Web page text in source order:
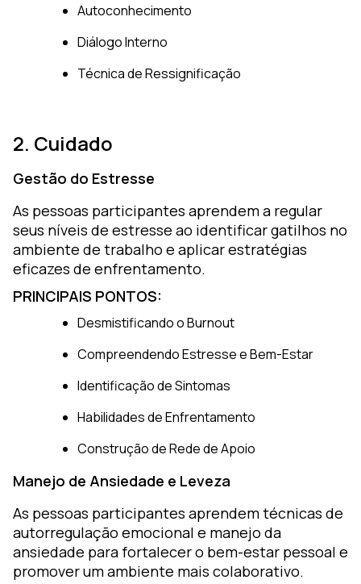
Autoconhecimento
Diálogo Interno
Técnica de Ressignificação
2. Cuidado
Gestão do Estresse
As pessoas participantes aprendem a regular
seus níveis de estresse ao identificar gatilhos no
ambiente de trabalho e aplicar estratégias
eficazes de enfrentamento.
PRINCIPAIS PONTOS:
Desmistificando o Burnout
Compreendendo Estresse e Bem-Estar
Identificação de Sintomas
Habilidades de Enfrentamento
Construção de Rede de Apoio
Manejo de Ansiedade e Leveza
As pessoas participantes aprendem técnicas de
autorregulação emocional e manejo da
ansiedade para fortalecer o bem-estar pessoal e
promover um ambiente mais colaborativo.